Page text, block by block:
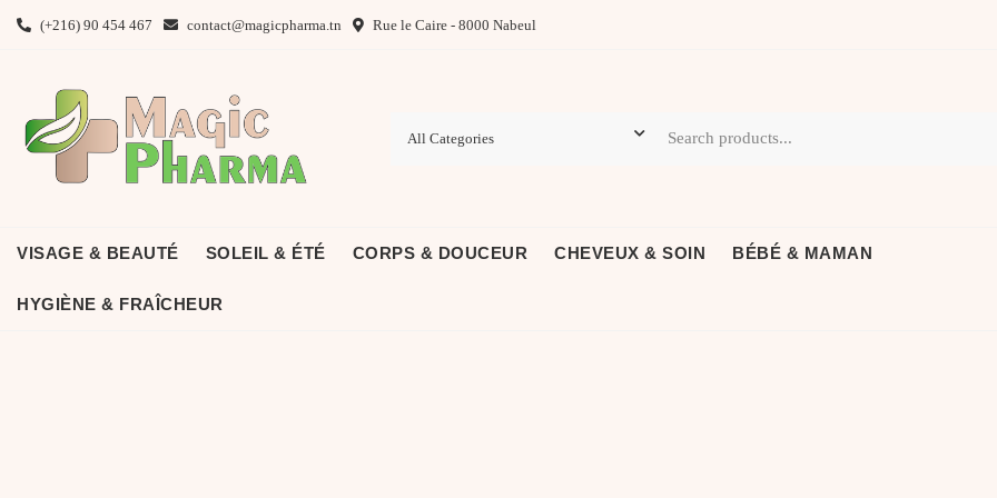
(+216) 90 454 467 contact@magicpharma.tn Rue le Caire - 8000 Nabeul
VISAGE & BEAUTÉ SOLEIL & ÉTÉ CORPS & DOUCEUR CHEVEUX & SOIN BÉBÉ & MAMAN
HYGIÈNE & FRAÎCHEUR